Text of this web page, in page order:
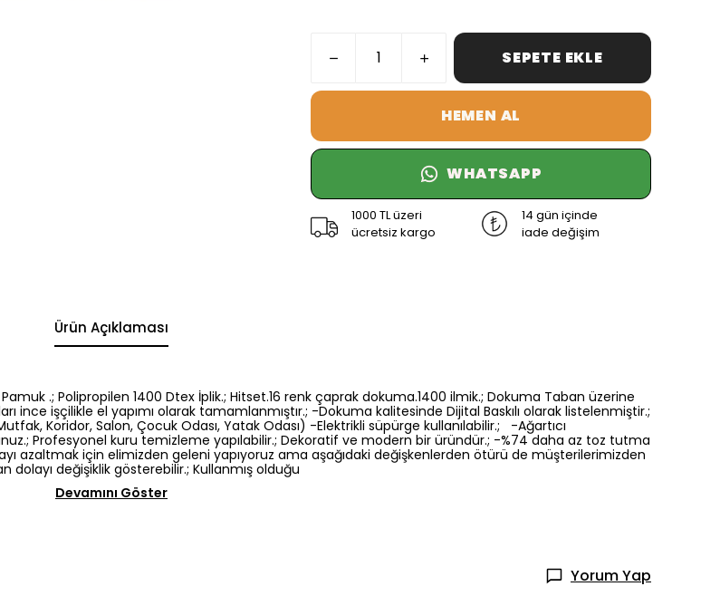
SEPETE EKLE
HEMEN AL
WHATSAPP
1000 TL üzeri
ücretsiz kargo
14 gün içinde
iade değişim
Ürün Açıklaması
Pamuk .; Polipropilen 1400 Dtex İplik.; Hitset.16 renk çaprak dokuma.1400 ilmik.; Dokuma Taban üzerine
ince işçilikle el yapımı olarak tamamlanmıştır.; -Dokuma kalitesinde Dijital Baskılı olarak listelenmiştir.;
Koridor, Salon, Çocuk Odası, Yatak Odası) -Elektrikli süpürge kullanılabilir.; -Ağartıcı
Profesyonel kuru temizleme yapılabilir.; Dekoratif ve modern bir üründür.; -%74 daha az toz tutma
azaltmak için elimizden geleni yapıyoruz ama aşağıdaki değişkenlerden ötürü de müşterilerimizden
dolayı değişiklik gösterebilir.; Kullanmış olduğu
Devamını Göster
Yorum Yap